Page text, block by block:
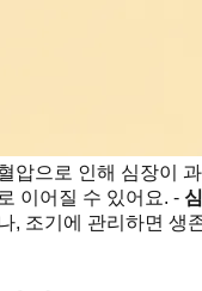
압으로 인해 심장이
이어질 수 있어요. -
, 조기에 관리하면 생